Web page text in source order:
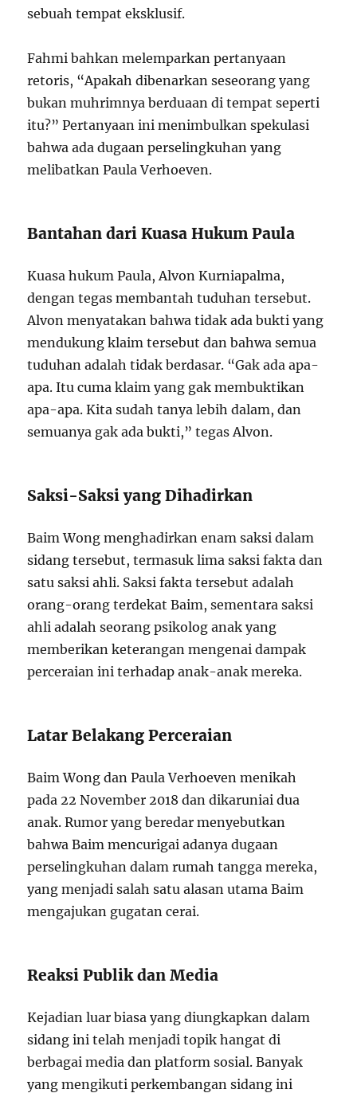
sebuah tempat eksklusif.
Fahmi bahkan melemparkan pertanyaan
retoris, “Apakah dibenarkan seseorang yang
bukan muhrimnya berduaan di tempat seperti
itu?” Pertanyaan ini menimbulkan spekulasi
bahwa ada dugaan perselingkuhan yang
melibatkan Paula Verhoeven.
Bantahan dari Kuasa Hukum Paula
Kuasa hukum Paula, Alvon Kurniapalma,
dengan tegas membantah tuduhan tersebut.
Alvon menyatakan bahwa tidak ada bukti yang
mendukung klaim tersebut dan bahwa semua
tuduhan adalah tidak berdasar. “Gak ada apa-
apa. Itu cuma klaim yang gak membuktikan
apa-apa. Kita sudah tanya lebih dalam, dan
semuanya gak ada bukti,” tegas Alvon.
Saksi-Saksi yang Dihadirkan
Baim Wong menghadirkan enam saksi dalam
sidang tersebut, termasuk lima saksi fakta dan
satu saksi ahli. Saksi fakta tersebut adalah
orang-orang terdekat Baim, sementara saksi
ahli adalah seorang psikolog anak yang
memberikan keterangan mengenai dampak
perceraian ini terhadap anak-anak mereka.
Latar Belakang Perceraian
Baim Wong dan Paula Verhoeven menikah
pada 22 November 2018 dan dikaruniai dua
anak. Rumor yang beredar menyebutkan
bahwa Baim mencurigai adanya dugaan
perselingkuhan dalam rumah tangga mereka,
yang menjadi salah satu alasan utama Baim
mengajukan gugatan cerai.
Reaksi Publik dan Media
Kejadian luar biasa yang diungkapkan dalam
sidang ini telah menjadi topik hangat di
berbagai media dan platform sosial. Banyak
yang mengikuti perkembangan sidang ini